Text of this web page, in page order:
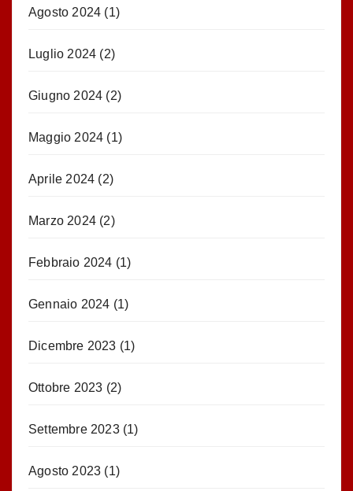
Agosto 2024 (1)
Luglio 2024 (2)
Giugno 2024 (2)
Maggio 2024 (1)
Aprile 2024 (2)
Marzo 2024 (2)
Febbraio 2024 (1)
Gennaio 2024 (1)
Dicembre 2023 (1)
Ottobre 2023 (2)
Settembre 2023(1)
Agosto 2023 (1)